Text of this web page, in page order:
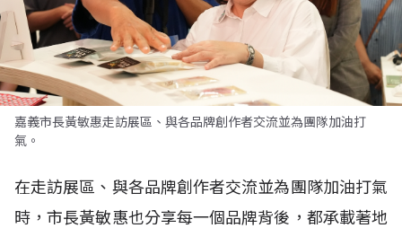
嘉義市長黃敏惠走訪展區、與各品牌創作者交流並為團隊加油打
氣。
在走訪展區、與各品牌創作者交流並為團隊加油打氣
時，市長黃敏惠也分享每一個品牌背後，都承載著地